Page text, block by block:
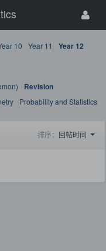
10 Year 11
Year 12
Revision
Probability and Statistics
排序： 回帖时间